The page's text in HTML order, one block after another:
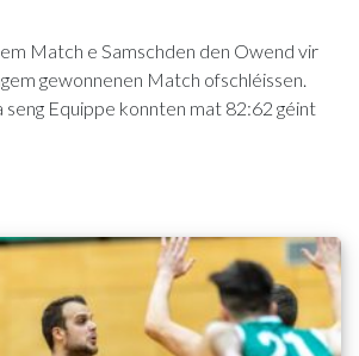
Match e Samschden den Owend vir
gewonnenen Match ofschléissen.
seng Equippe konnten mat 82:62 géint